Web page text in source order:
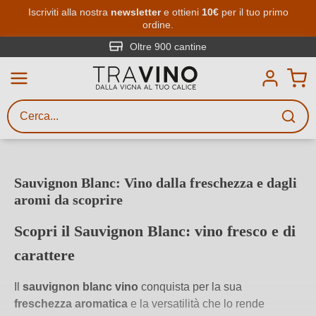
Passa al contenuto principale
Iscriviti alla nostra newslettere ottieni 10€per il tuo primo
ordine.
Sauvignon Blanc: Vino dalla freschezza e dagli
aromi da scoprire
Scopri il Sauvignon Blanc: vino fresco e di
carattere
sauvignon blanc vino conquista per la sua
freschezza aromatica e la versatilità che lo rende
Ricerca vini
Inserisci almeno 3 caratteri
gusto, occasione, nome del vino,